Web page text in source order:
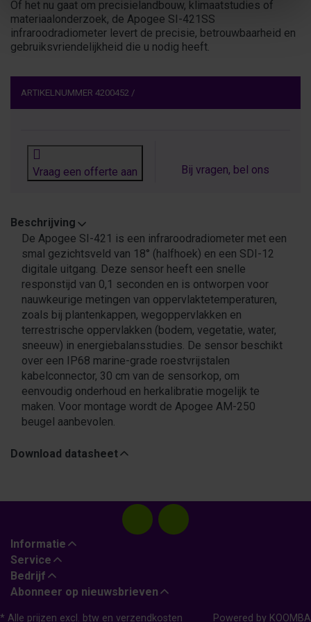
Of het nu gaat om precisielandbouw, klimaatstudies of
materiaalonderzoek, de Apogee SI-421SS
infraroodradiometer levert de precisie, betrouwbaarheid en
gebruiksvriendelijkheid die u nodig heeft.
ARTIKELNUMMER 4200452 /
Vraag een offerte aan Bij vragen, bel ons
Beschrijving
De Apogee SI-421 is een infraroodradiometer met een
smal gezichtsveld van 18° (halfhoek) en een SDI-12
digitale uitgang. Deze sensor heeft een snelle
responstijd van 0,1 seconden en is ontworpen voor
nauwkeurige metingen van oppervlaktetemperaturen,
zoals bij plantenkappen, wegoppervlakken en
terrestrische oppervlakken (bodem, vegetatie, water,
sneeuw) in energiebalansstudies. De sensor beschikt
over een IP68 marine-grade roestvrijstalen
kabelconnector, 30 cm van de sensorkop, om
eenvoudig onderhoud en herkalibratie mogelijk te
maken. Voor montage wordt de Apogee AM-250
beugel aanbevolen.
Download datasheet
Informatie
Service
Bedrijf
Abonneer op nieuwsbrieven
* Alle prijzen excl. btw en verzendkosten Powered by KOOMBA